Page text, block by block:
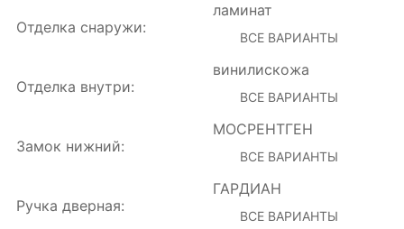
Отделка снаружи:
ламинат
ВСЕ ВАРИАНТЫ
Отделка внутри:
винилискожа
ВСЕ ВАРИАНТЫ
Замок нижний:
МОСРЕНТГЕН
ВСЕ ВАРИАНТЫ
Ручка дверная:
ГАРДИАН
ВСЕ ВАРИАНТЫ